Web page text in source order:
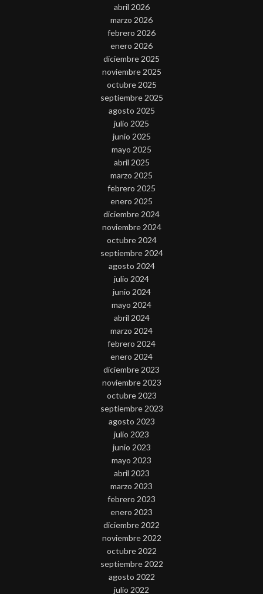
abril 2026
marzo 2026
febrero 2026
enero 2026
diciembre 2025
noviembre 2025
octubre 2025
septiembre 2025
agosto 2025
julio 2025
junio 2025
mayo 2025
abril 2025
marzo 2025
febrero 2025
enero 2025
diciembre 2024
noviembre 2024
octubre 2024
septiembre 2024
agosto 2024
julio 2024
junio 2024
mayo 2024
abril 2024
marzo 2024
febrero 2024
enero 2024
diciembre 2023
noviembre 2023
octubre 2023
septiembre 2023
agosto 2023
julio 2023
junio 2023
mayo 2023
abril 2023
marzo 2023
febrero 2023
enero 2023
diciembre 2022
noviembre 2022
octubre 2022
septiembre 2022
agosto 2022
julio 2022